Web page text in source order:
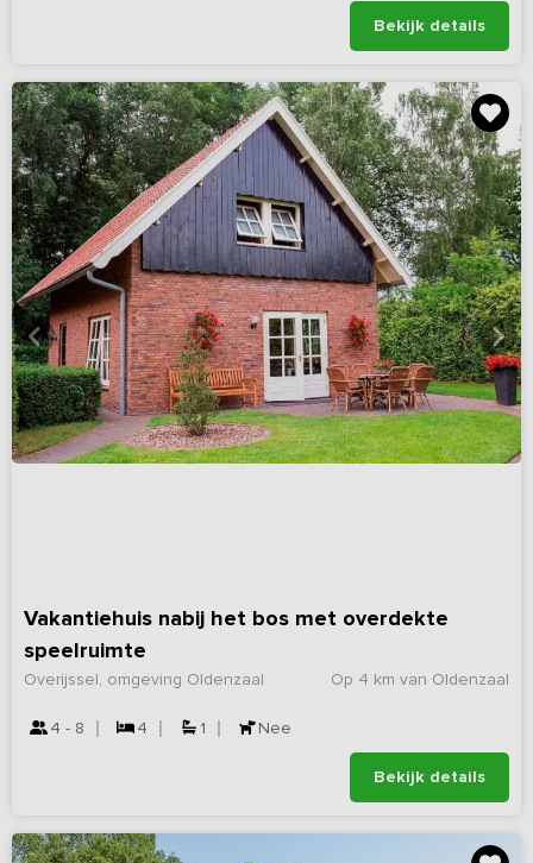
Bekijk details
Vakantiehuis nabij het bos met overdekte
speelruimte
Op 4 km van Oldenzaal
Overijssel, omgeving Oldenzaal
4 - 8 4 1 Nee
Bekijk details